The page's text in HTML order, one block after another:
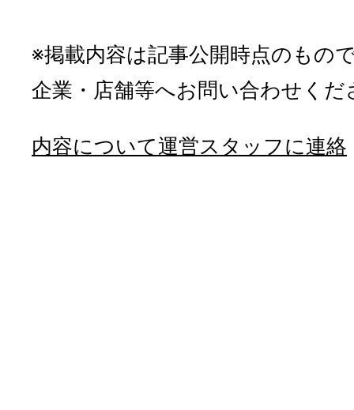
※掲載内容は記事公開時点のもの
企業・店舗等へお問い合わせくだ
内容について運営スタッフに連絡